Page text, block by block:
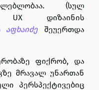
(სულ
UX დიზაინის
აფხაიძე შეუერთდა
ფიქრობ, და
მრავალ უნართან
პერსპექტივებიც